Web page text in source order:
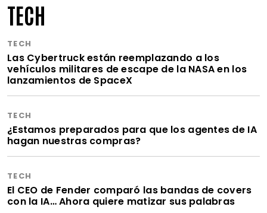
TECH
TECH
Las Cybertruck están reemplazando a los
vehículos militares de escape de la NASA en los
lanzamientos de SpaceX
TECH
¿Estamos preparados para que los agentes de IA
hagan nuestras compras?
TECH
El CEO de Fender comparó las bandas de covers
con la IA… Ahora quiere matizar sus palabras